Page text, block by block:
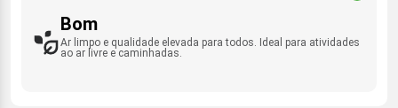
Bom
Ar limpo e qualidade elevada para todos. Ideal para atividades
ao ar livre e caminhadas.